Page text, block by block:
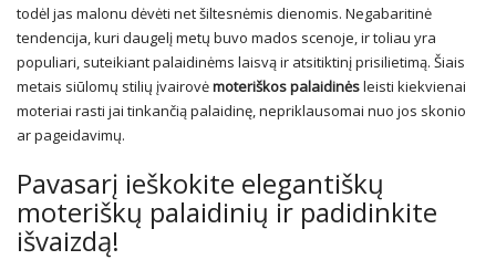
todėl jas malonu dėvėti net šiltesnėmis dienomis. Negabaritinė
tendencija, kuri daugelį metų buvo mados scenoje, ir toliau yra
populiari, suteikiant palaidinėms laisvą ir atsitiktinį prisilietimą. Šiais
metais siūlomų stilių įvairovėmoteriškos palaidinėsleisti kiekvienai
moteriai rasti jai tinkančią palaidinę, nepriklausomai nuo jos skonio
ar pageidavimų.
Pavasarį ieškokite elegantiškų
moteriškų palaidinių ir padidinkite
išvaizdą!